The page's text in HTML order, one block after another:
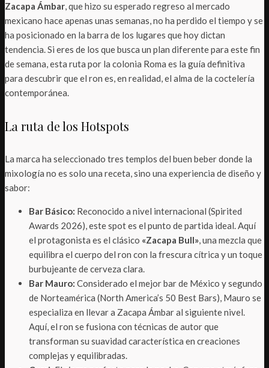
Zacapa Ámbar, que hizo su esperado regreso al mercado
mexicano hace apenas unas semanas, no ha perdido el tiempo y se
ha posicionado en la barra de los lugares que hoy dictan
tendencia. Si eres de los que busca un plan diferente para este fin
de semana, esta ruta por la colonia Roma es la guía definitiva
para descubrir que el ron es, en realidad, el alma de la coctelería
contemporánea.
La ruta de los Hotspots
La marca ha seleccionado tres templos del buen beber donde la
mixología no es solo una receta, sino una experiencia de diseño y
sabor:
Bar Básico: Reconocido a nivel internacional (Spirited
Awards 2026), este spot es el punto de partida ideal. Aquí
el protagonista es el clásico «Zacapa Bull», una mezcla que
equilibra el cuerpo del ron con la frescura cítrica y un toque
burbujeante de cerveza clara.
Bar Mauro: Considerado el mejor bar de México y segundo
de Norteamérica (North America’s 50 Best Bars), Mauro se
especializa en llevar a Zacapa Ámbar al siguiente nivel.
Aquí, el ron se fusiona con técnicas de autor que
transforman su suavidad característica en creaciones
complejas y equilibradas.